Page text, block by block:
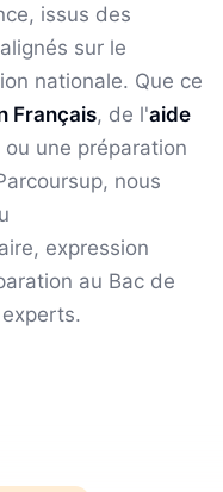
issus des
sur le
nationale. Que ce
Français, de l'aide
ou une préparation
nous
expression
au Bac de